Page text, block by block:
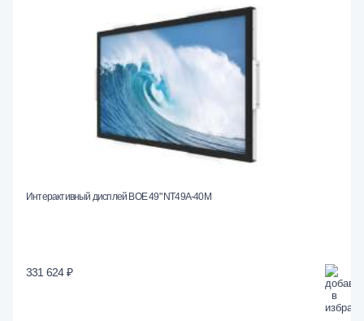
Интерактивный дисплей BOE 49" NT49A-40M
331 624 ₽